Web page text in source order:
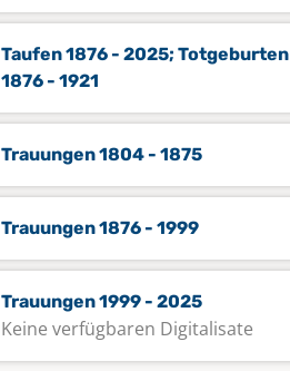
Taufen 1876 - 2025; Totgeburten
1876 - 1921
Trauungen 1804 - 1875
Trauungen 1876 - 1999
Trauungen 1999 - 2025
Keine verfügbaren Digitalisate